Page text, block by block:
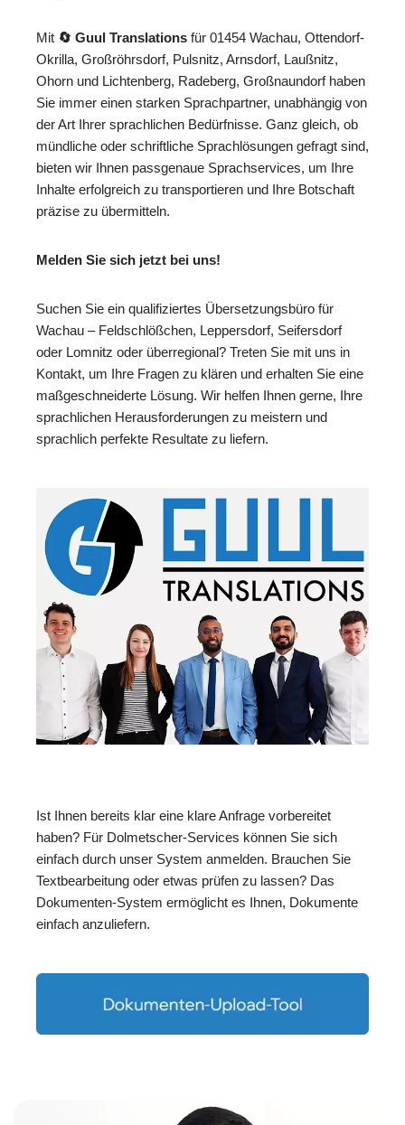
Mit 🔄 Guul Translations für 01454 Wachau, Ottendorf-
Okrilla, Großröhrsdorf, Pulsnitz, Arnsdorf, Laußnitz,
Ohorn und Lichtenberg, Radeberg, Großnaundorf haben
Sie immer einen starken Sprachpartner, unabhängig von
der Art Ihrer sprachlichen Bedürfnisse. Ganz gleich, ob
mündliche oder schriftliche Sprachlösungen gefragt sind,
bieten wir Ihnen passgenaue Sprachservices, um Ihre
Inhalte erfolgreich zu transportieren und Ihre Botschaft
präzise zu übermitteln.
Melden Sie sich jetzt bei uns!
Suchen Sie ein qualifiziertes Übersetzungsbüro für
Wachau – Feldschlößchen, Leppersdorf, Seifersdorf
oder Lomnitz oder überregional? Treten Sie mit uns in
Kontakt, um Ihre Fragen zu klären und erhalten Sie eine
maßgeschneiderte Lösung. Wir helfen Ihnen gerne, Ihre
sprachlichen Herausforderungen zu meistern und
sprachlich perfekte Resultate zu liefern.
Ist Ihnen bereits klar eine klare Anfrage vorbereitet
haben? Für Dolmetscher-Services können Sie sich
einfach durch unser System anmelden. Brauchen Sie
Textbearbeitung oder etwas prüfen zu lassen? Das
Dokumenten-System ermöglicht es Ihnen, Dokumente
einfach anzuliefern.